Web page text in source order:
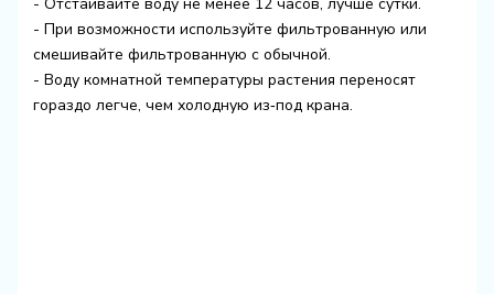
- При возможности используйте фильтрованную или
смешивайте фильтрованную с обычной.
- Воду комнатной температуры растения переносят
гораздо легче, чем холодную из‑под крана.